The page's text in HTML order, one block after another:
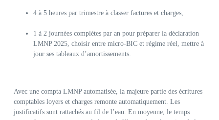
4 à 5 heures par trimestre à classer factures et charges,
1 à 2 journées complètes par an pour préparer la déclaration
LMNP 2025, choisir entre micro-BIC et régime réel, mettre à
jour ses tableaux d’amortissements.
Avec une compta LMNP automatisée, la majeure partie des écritures
comptables loyers et charges remonte automatiquement. Les
justificatifs sont rattachés au fil de l’eau. En moyenne, le temps